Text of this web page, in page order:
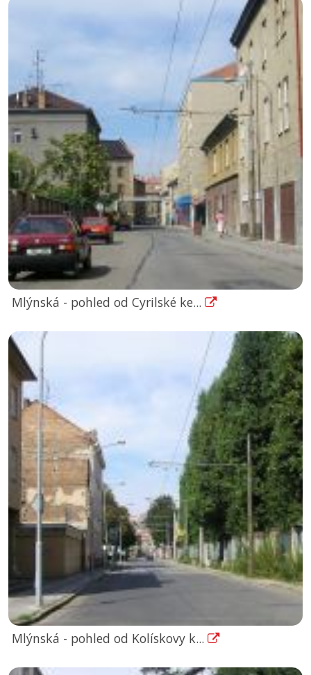
Mlýnská - pohled od Cyrilské ke...
Mlýnská - pohled od Kolískovy k...